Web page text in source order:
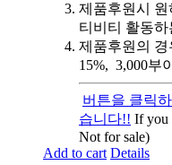
제품후원시
티비티 활동
제품후원의 경
15%, 3,000부
버튼을 클릭
습니다!! If you
Not for sale)
Add to cart Details